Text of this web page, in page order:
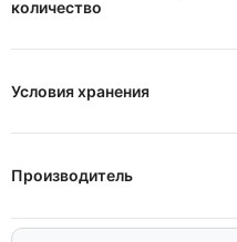
количество
Условия хранения
Производитель